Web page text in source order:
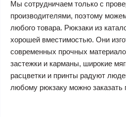
Мы сотрудничаем только с
производителями, поэтому
любого товара. Рюкзаки из
хорошей вместимостью. Они
современных прочных
застежки и карманы, широкие
расцветки и принты радуют
любому рюкзаку можно заказать